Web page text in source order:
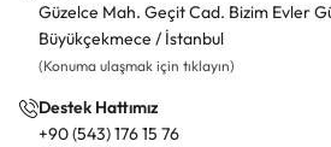
Güzelce Mah. Geçit Cad. Bizim Evler
Büyükçekmece / İstanbul
(Konuma ulaşmak için tıklayın)
Destek Hattımız
+90 (543) 176 15 76